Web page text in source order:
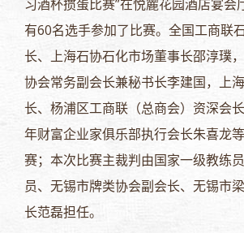
习酒杯掼蛋比赛”在悦麓花园酒店宴会
有60名选手参加了比赛。全国工商联
长、上海石协石化市场董事长邵淳璞
协会常务副会长兼秘书长李建国，上
长、杨浦区工商联（总商会）资深会
年财富企业家俱乐部执行会长朱喜龙
赛；本次比赛主裁判由国家一级教练
员、无锡市牌类协会副会长、无锡市
长范磊担任。